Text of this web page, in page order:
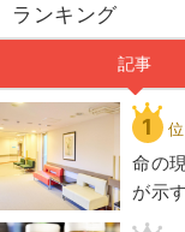
ランキング
記事
1 位
命の
が示